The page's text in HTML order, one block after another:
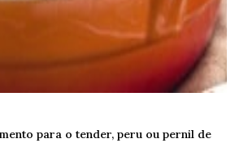
para o tender, peru ou pernil de